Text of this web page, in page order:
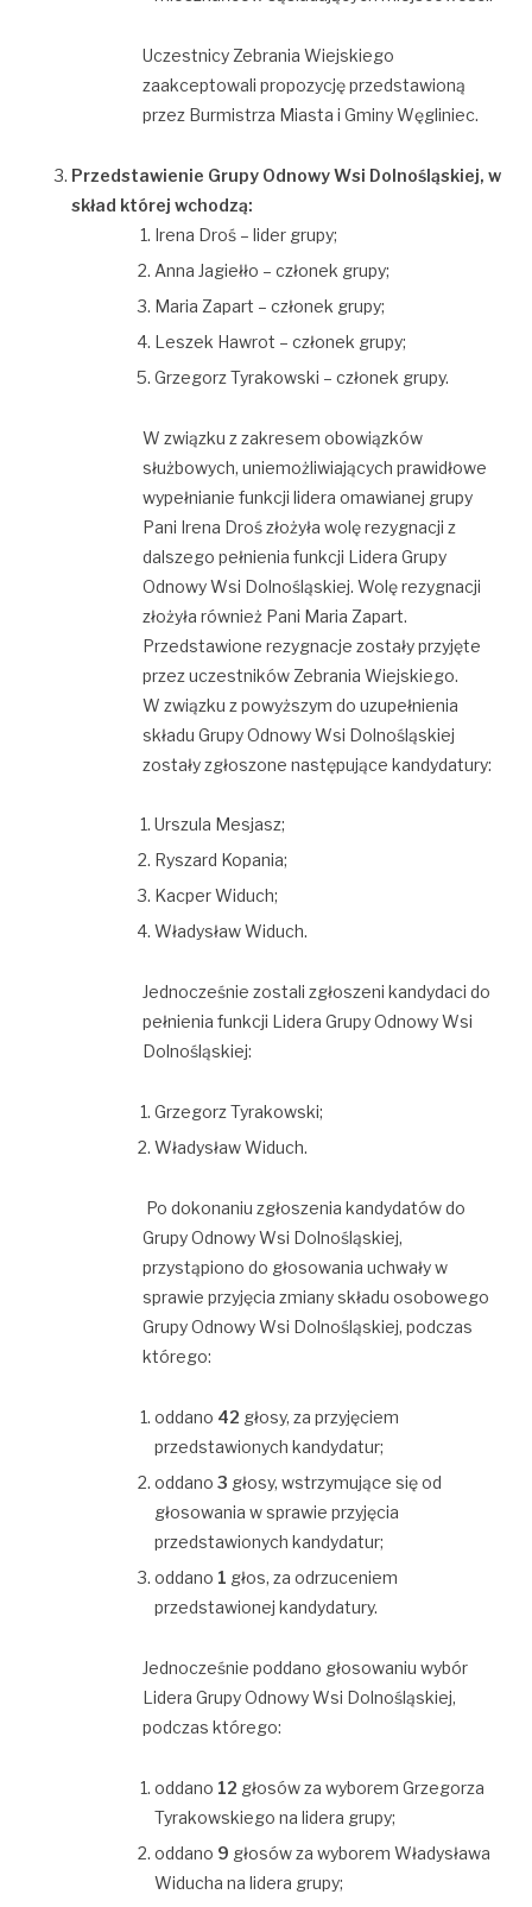
Uczestnicy Zebrania Wiejskiego
zaakceptowali propozycję przedstawioną
przez Burmistrza Miasta i Gminy Węgliniec.
Przedstawienie Grupy Odnowy Wsi Dolnośląskiej, w
skład której wchodzą:
Irena Droś – lider grupy;
Anna Jagiełło – członek grupy;
Maria Zapart – członek grupy;
Leszek Hawrot – członek grupy;
Grzegorz Tyrakowski – członek grupy.
W związku z zakresem obowiązków
służbowych, uniemożliwiających prawidłowe
wypełnianie funkcji lidera omawianej grupy
Pani Irena Droś złożyła wolę rezygnacji z
dalszego pełnienia funkcji Lidera Grupy
Odnowy Wsi Dolnośląskiej. Wolę rezygnacji
złożyła również Pani Maria Zapart.
Przedstawione rezygnacje zostały przyjęte
przez uczestników Zebrania Wiejskiego.
W związku z powyższym do uzupełnienia
składu Grupy Odnowy Wsi Dolnośląskiej
zostały zgłoszone następujące kandydatury:
Urszula Mesjasz;
Ryszard Kopania;
Kacper Widuch;
Władysław Widuch.
Jednocześnie zostali zgłoszeni kandydaci do
pełnienia funkcji Lidera Grupy Odnowy Wsi
Dolnośląskiej:
Grzegorz Tyrakowski;
Władysław Widuch.
Po dokonaniu zgłoszenia kandydatów do
Grupy Odnowy Wsi Dolnośląskiej,
przystąpiono do głosowania uchwały w
sprawie przyjęcia zmiany składu osobowego
Grupy Odnowy Wsi Dolnośląskiej, podczas
którego:
oddano 42 głosy, za przyjęciem
przedstawionych kandydatur;
oddano 3 głosy, wstrzymujące się od
głosowania w sprawie przyjęcia
przedstawionych kandydatur;
oddano 1 głos, za odrzuceniem
przedstawionej kandydatury.
Jednocześnie poddano głosowaniu wybór
Lidera Grupy Odnowy Wsi Dolnośląskiej,
podczas którego:
oddano 12 głosów za wyborem Grzegorza
Tyrakowskiego na lidera grupy;
oddano 9 głosów za wyborem Władysława
Widucha na lidera grupy;